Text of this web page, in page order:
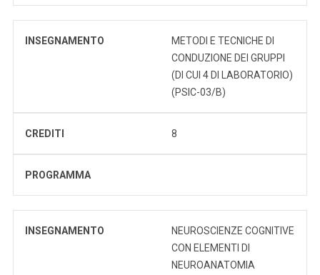
INSEGNAMENTO
METODI E TECNICHE DI
CONDUZIONE DEI GRUPPI
(DI CUI 4 DI LABORATORIO)
(PSIC-03/B)
CREDITI 8
PROGRAMMA
INSEGNAMENTO
NEUROSCIENZE COGNITIVE
CON ELEMENTI DI
NEUROANATOMIA